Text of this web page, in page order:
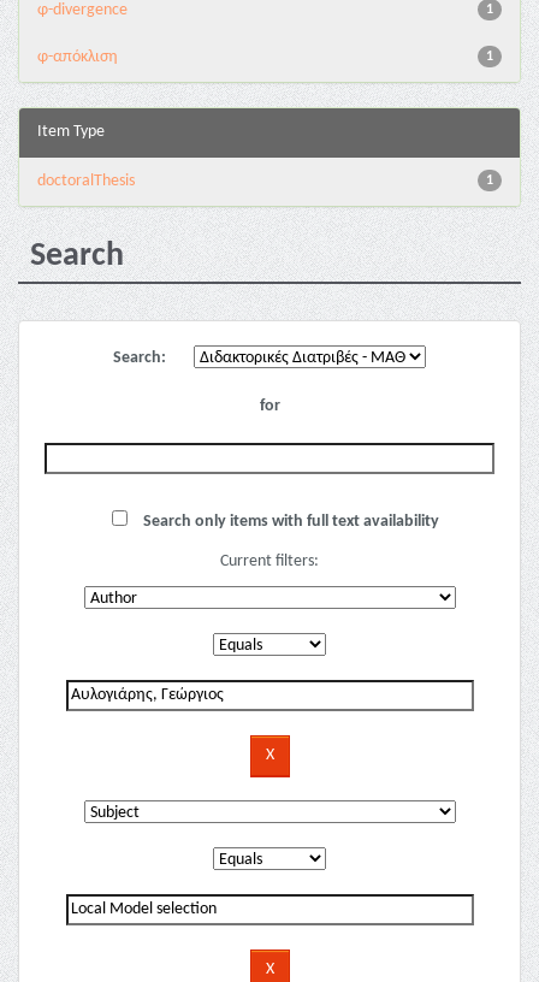
1
φ-divergence
1
φ-απόκλιση
Item Type
1
doctoralThesis
Search
Search:
for
Search only items with full text availability
Current filters: